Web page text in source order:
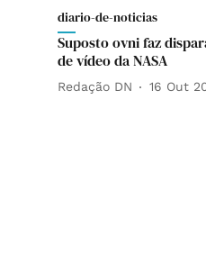
diario-de-noticias
Suposto ovni faz
de vídeo da NASA
Redação DN 16 Out